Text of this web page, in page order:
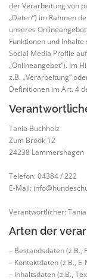
der Verarbeitung von
„Daten“) im Rahmen
unseres
Funktionen und
Social Media Profile
„Onlineangebot“). Im
z.B. „Verarbeitung“
Definitionen im Art. 4
Tania Buchholz
Zum Brook 12
24238 Lammershagen
Telefon: 04384 / 222
E-Mail:
Verantwortlicher:
Arten der
– Bestandsdaten (z.B.,
– Kontaktdaten (z.B.,
– Inhaltsdaten (z.B.,